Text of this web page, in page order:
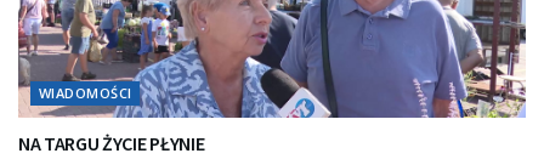
WIADOMOŚCI
NA TARGU ŻYCIE PŁYNIE